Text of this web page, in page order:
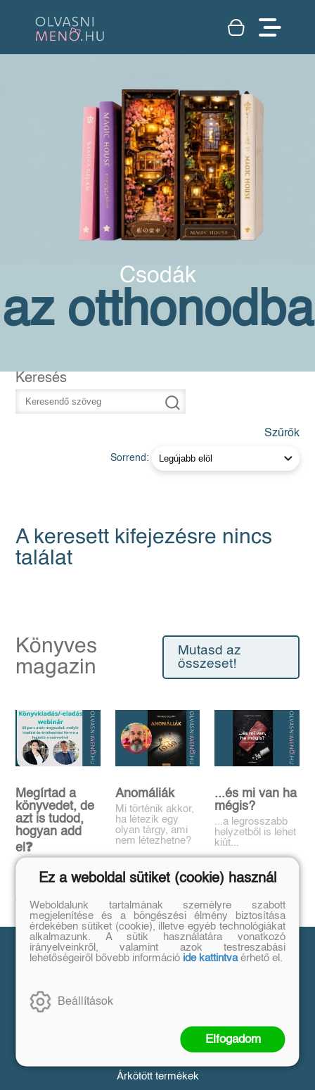
Csodák
az otthonodba
Keresés
Szűrők
Sorrend:
A keresett kifejezésre nincs
találat
Könyves
magazin
Mutasd az
összeset!
Megírtad a
könyvedet, de
azt is tudod,
hogyan add
el❓️
Időpont: június
16., 18:00-19:00
Tovább
Anomáliák
Mi történik akkor,
ha létezik egy
olyan tárgy, ami
nem létezhetne?
...és mi van ha
mégis?
...a legrosszabb
helyzetből is lehet
kiút...
Vásárlás
Tájékoztató a Simple fizetésről
Adatvédelem
Árkötött termékek
Ez a weboldal sütiket (cookie) használ
Weboldalunk tartalmának személyre szabott
megjelenítése és a böngészési élmény biztosítása
érdekében sütiket (cookie), illetve egyéb technológiákat
alkalmazunk. A sütik használatára vonatkozó
irányelveinkről, valamint azok testreszabási
lehetőségeiről bővebb információ ide kattintvaérhető el.
Beállítások
Elfogadom